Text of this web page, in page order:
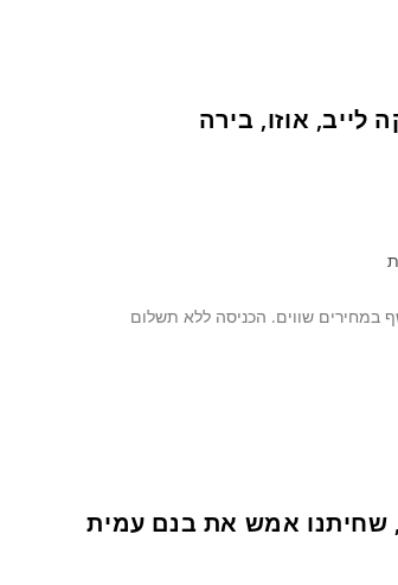
לייב, אוזו, בירה
במחירים שווים. הכניסה ללא תשלום
שחיתנו אמש את בנם עמית